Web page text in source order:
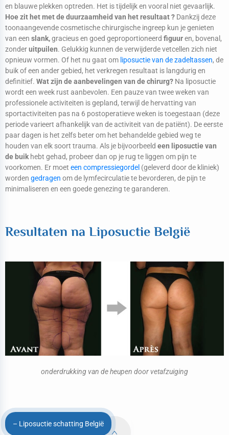
en blauwe plekken optreden. Het is tijdelijk en vooral niet gevaarlijk.
Hoe zit het met de duurzaamheid van het resultaat ? Dankzij deze
toonaangevende cosmetische chirurgische ingreep kun je genieten
van een slank,gracieus en goed geproportioneerd figuuren, bovenal,
zonderuitpuilen. Gelukkig kunnen de verwijderde vetcellen zich niet
opnieuw vormen. Of het nu gaat om liposuctie van de zadeltassen, de
buik of een ander gebied, het verkregen resultaat is langdurig en
definitief. Wat zijn de aanbevelingen van de chirurg? Na liposuctie
wordt een week rust aanbevolen. Een pauze van twee weken van
professionele activiteiten is gepland, terwijl de hervatting van
sportactiviteiten pas na 6 postoperatieve weken is toegestaan (deze
periode varieert afhankelijk van de activiteit van de patiënt). De eerste
paar dagen is het zelfs beter om het behandelde gebied weg te
houden van elk soort trauma. Als je bijvoorbeeld een liposuctie van
de buikhebt gehad, probeer dan op je rug te liggen om pijn te
voorkomen. Er moet een compressiegordel (geleverd door de kliniek)
worden gedragen om de lymfecirculatie te bevorderen, de pijn te
minimaliseren en een goede genezing te garanderen.
Resultaten na Liposuctie België
onderdrukking van de heupen door vetafzuiging
– Liposuctie schatting België